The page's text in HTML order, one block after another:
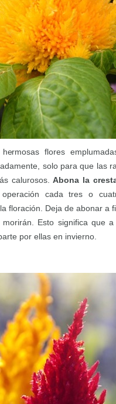
flores
solo para que las
calurosos.Abona la
cada tres o
floración. Deja de abonar a
Esto significa que
por ellas en invierno.